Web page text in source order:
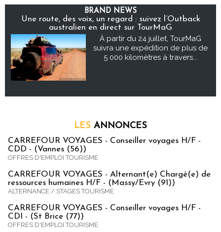
BRAND NEWS
Une route, des voix, un regard : suivez l’Outback
australien en direct sur TourMaG
À partir du 24 juillet, TourMaG
suivra une expédition de plus de
5 000 kilomètres à travers...
LES ANNONCES
CARREFOUR VOYAGES - Conseiller voyages H/F -
CDD - (Vannes (56))
OFFRES D'EMPLOI TOURISME
CARREFOUR VOYAGES - Alternant(e) Chargé(e) de
ressources humaines H/F - (Massy/Evry (91))
ALTERNANCE / STAGES TOURISME
CARREFOUR VOYAGES - Conseiller voyages H/F -
CDI - (St Brice (77))
OFFRES D'EMPLOI TOURISME